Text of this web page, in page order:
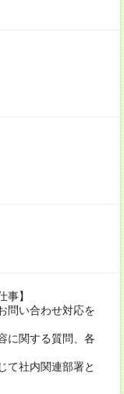
】
問い合わせ対応を
に関する質問、各
て社内関連部署と